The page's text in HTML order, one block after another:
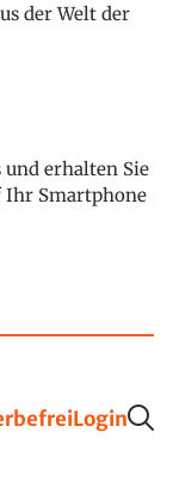
der Welt der
erhalten Sie
Ihr Smartphone
Login